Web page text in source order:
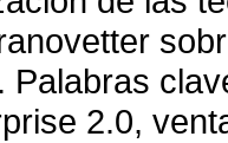
Palabras
2.0,